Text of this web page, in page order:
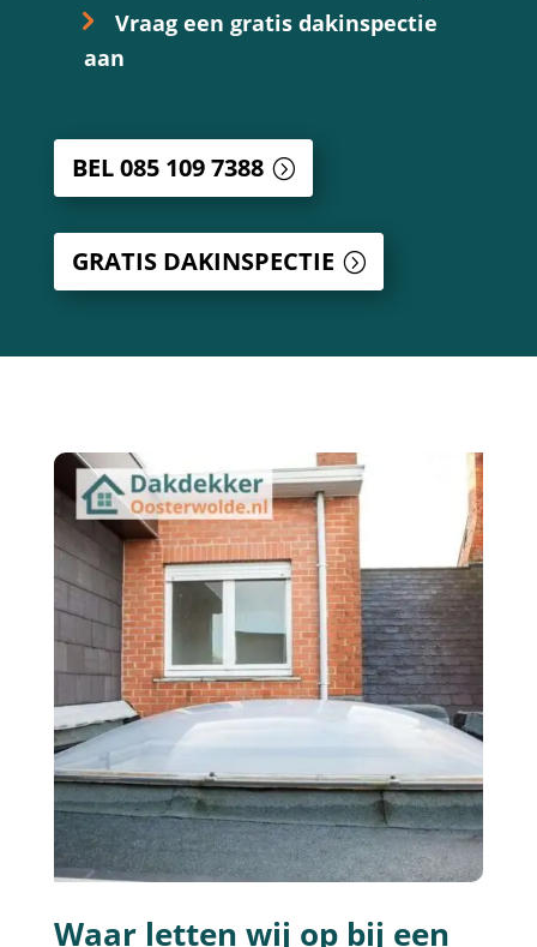
Vraag een gratis dakinspectie
aan
BEL 085 109 7388
GRATIS DAKINSPECTIE
Waar letten wij op bij een